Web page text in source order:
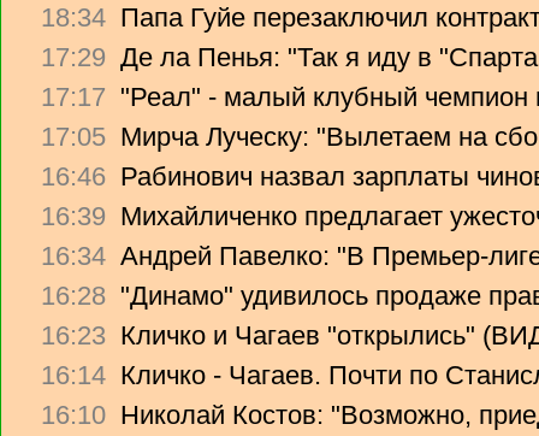
18:34 Папа Гуйе перезаключил
17:29 Де ла Пенья: "Так я иду в
17:17 "Реал" - малый клубный чемпион
17:05 Мирча Луческу: "Вылетаем на
16:46 Рабинович назвал зарплаты
16:39 Михайличенко предлагает
16:34 Андрей Павелко: "В Премьер-
16:28 "Динамо" удивилось продаже
16:23 Кличко и Чагаев "открылись"
16:14 Кличко - Чагаев. Почти по
16:10 Николай Костов: "Возможно,